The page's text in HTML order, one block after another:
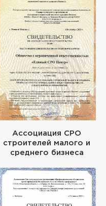
Ассоциация СРО
строителей малого и
среднего бизнеса